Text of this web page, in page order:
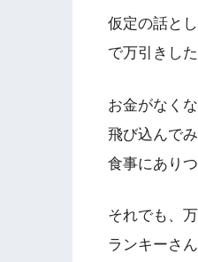
仮定の話と
で万引きし
お金がなく
飛び込んで
食事にあり
それでも、
ランキーさ